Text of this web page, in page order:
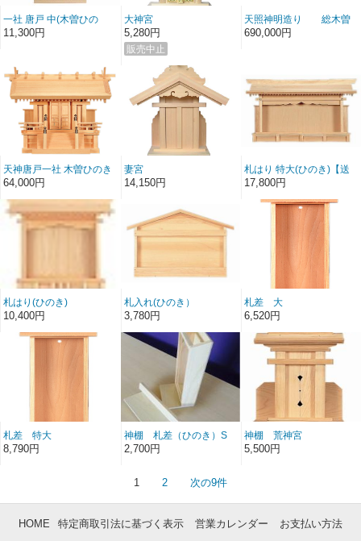
一社 唐戸 中(木曽ひの
き）
11,300円
大神宮
5,280円
天照神明造り 総木曽
ひのき
690,000円
天神唐戸一社 木曽ひのき
64,000円
妻宮
14,150円
札はり 特大(ひのき)【送
料無料】
17,800円
札はり(ひのき)
10,400円
札入れ(ひのき）
3,780円
札差 大
6,520円
札差 特大
8,790円
神棚 札差（ひのき）S
2,700円
神棚 荒神宮
5,500円
1 2 次の9件
HOME 特定商取引法に基づく表示 営業カレンダー お支払い方法